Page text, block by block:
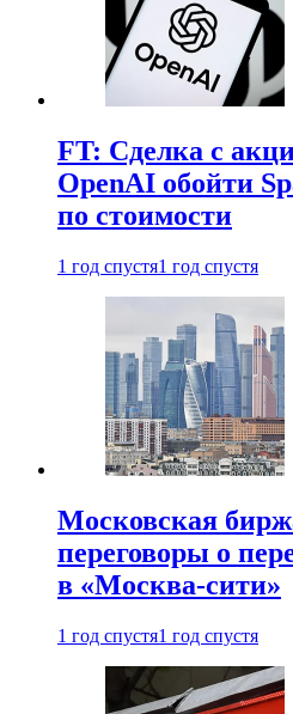
FT: Сделка с
OpenAI обойти
по стоимости
1 год спустя1 год спустя
Московская
переговоры о
в «Москва-сити»
1 год спустя1 год спустя